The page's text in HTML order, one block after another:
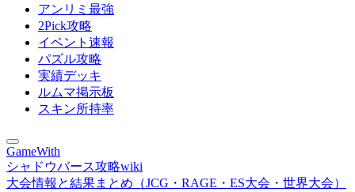
アンリミ最強
2Pick攻略
イベント速報
パズル攻略
実績デッキ
ルムマ掲示板
スキン所持率
GameWith
シャドウバース攻略wiki
大会情報と結果まとめ（JCG・RAGE・ES大会・世界大会）